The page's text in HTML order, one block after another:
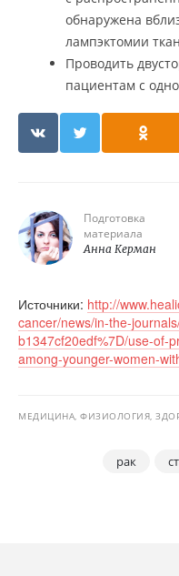
обнаружена
лампэктомии
Проводить
пациентам с
Подготовка
материала
Анна Керман
Источники: http://
cancer/news/in-the-
b1347cf20edf%7D/use-of-
among-younger-women-
МЕДИЦИНА, ФИЗИОЛОГИЯ,
рак